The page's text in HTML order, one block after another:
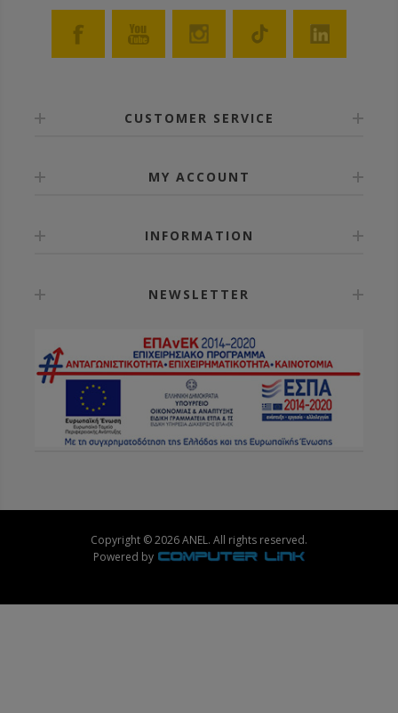
CUSTOMER SERVICE
MY ACCOUNT
INFORMATION
NEWSLETTER
Copyright © 2026 ANEL. All rights reserved.
Powered by